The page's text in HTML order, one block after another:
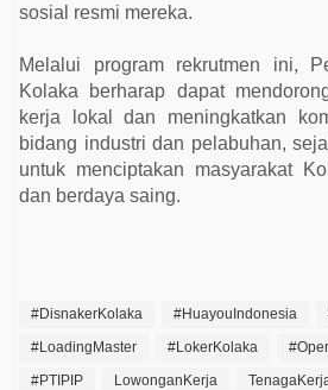
sosial resmi mereka.
Melalui program rekrutmen ini,
Kolaka berharap dapat
kerja lokal dan meningkatkan
bidang industri dan pelabuhan,
untuk menciptakan masyarakat
dan berdaya saing.
#DisnakerKolaka #HuayouIndonesia
#LoadingMaster
#LokerKolaka
#PTIPIP
LowonganKerja